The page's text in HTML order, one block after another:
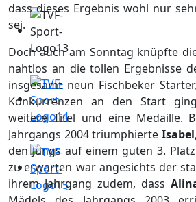
dass dieses Ergebnis wohl nur
sei.
Doch auch am Sonntag knüpfte
nahtlos an die tollen Ergebnisse
insgesamt neun Fischbeker
Konkurrenzen an den Start
weitere Titel und eine Medaille.
Jahrgangs 2004 triumphierte Isabel
den Jungs auf einem guten 3.
zu erwarten war angesichts der
ihrem Jahrgang zudem, dass